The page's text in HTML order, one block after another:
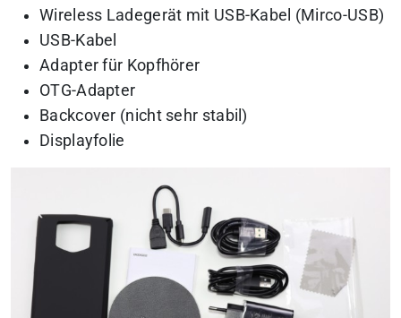
Wireless Ladegerät mit USB-Kabel (Mirco-USB)
USB-Kabel
Adapter für Kopfhörer
OTG-Adapter
Backcover (nicht sehr stabil)
Displayfolie